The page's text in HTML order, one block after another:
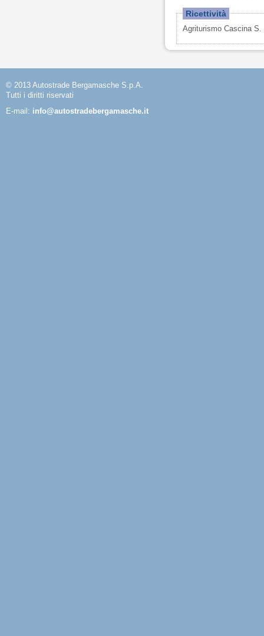
Ricettività
Agriturismo Cascina
© 2013 Autostrade Bergamasche S.p.A.
Tutti i diritti riservati
E-mail: info@autostradebergamasche.it